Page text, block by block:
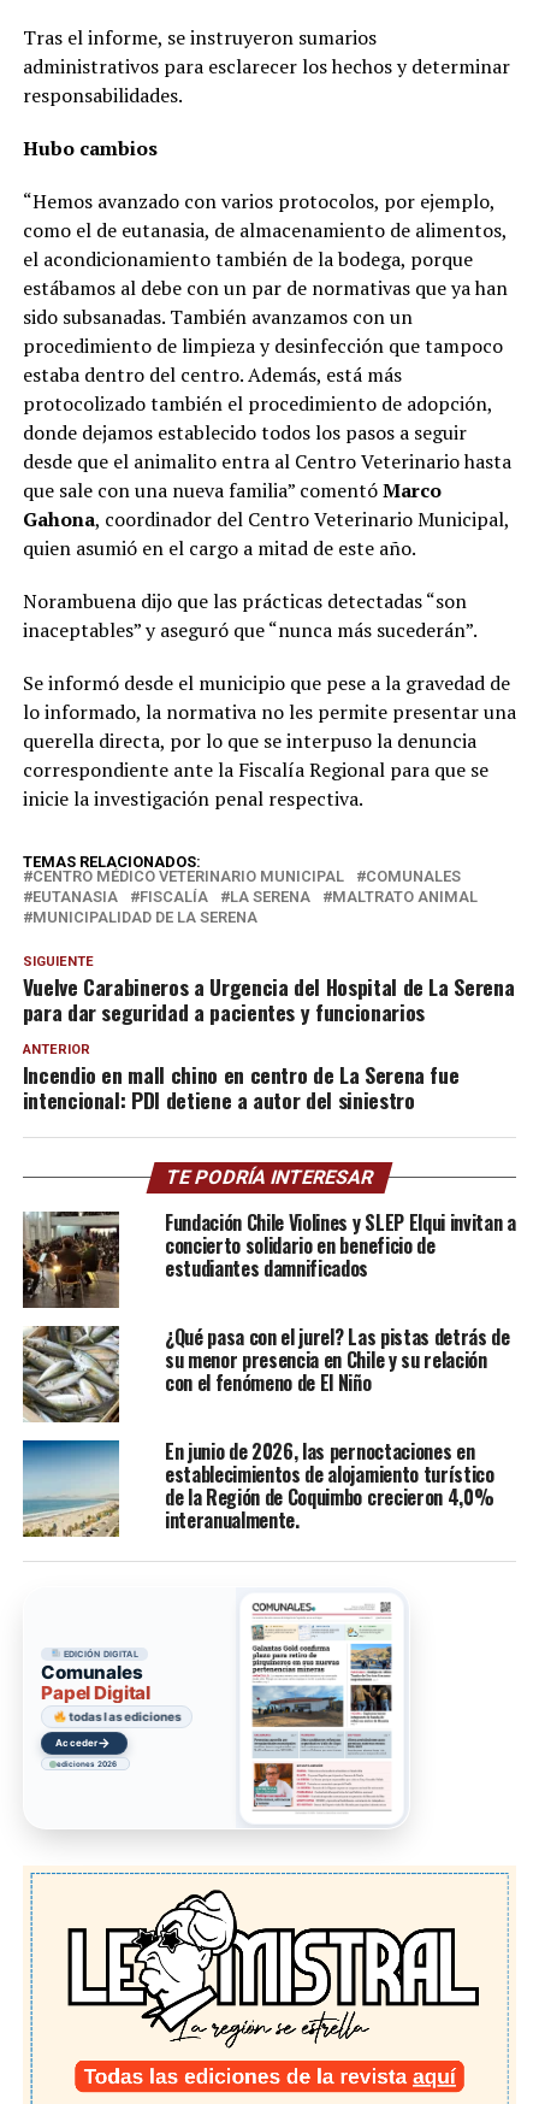
Tras el informe, se instruyeron sumarios
administrativos para esclarecer los hechos y determinar
responsabilidades.
Hubo cambios
“Hemos avanzado con varios protocolos, por ejemplo,
como el de eutanasia, de almacenamiento de alimentos,
el acondicionamiento también de la bodega, porque
estábamos al debe con un par de normativas que ya han
sido subsanadas. También avanzamos con un
procedimiento de limpieza y desinfección que tampoco
estaba dentro del centro. Además, está más
protocolizado también el procedimiento de adopción,
donde dejamos establecido todos los pasos a seguir
desde que el animalito entra al Centro Veterinario hasta
que sale con una nueva familia” comentóMarco
Gahona, coordinador del Centro Veterinario Municipal,
quien asumió en el cargo a mitad de este año.
Norambuena dijo que las prácticas detectadas “son
inaceptables” y aseguró que “nunca más sucederán”.
Se informó desde el municipio que pese a la gravedad de
lo informado, la normativa no les permite presentar una
querella directa, por lo que se interpuso la denuncia
correspondiente ante la Fiscalía Regional para que se
inicie la investigación penal respectiva.
TEMAS RELACIONADOS:
CENTRO MÉDICO VETERINARIO MUNICIPAL
COMUNALES
EUTANASIA
FISCALÍA LA SERENA
MALTRATO ANIMAL
MUNICIPALIDAD DE LA SERENA
SIGUIENTE
Vuelve Carabineros a Urgencia del Hospital de La Serena
para dar seguridad a pacientes y funcionarios
ANTERIOR
Incendio en mall chino en centro de La Serena fue
intencional: PDI detiene a autor del siniestro
TE PODRÍA INTERESAR
Fundación Chile Violines y SLEP Elqui invitan a
concierto solidario en beneficio de
estudiantes damnificados
¿Qué pasa con el jurel? Las pistas detrás de
su menor presencia en Chile y su relación
con el fenómeno de El Niño
En junio de 2026, las pernoctaciones en
establecimientos de alojamiento turístico
de la Región de Coquimbo crecieron 4,0%
interanualmente.
EDICIÓN DIGITAL
Comunales
Papel Digital
todas las ediciones
Acceder→
ediciones 2026